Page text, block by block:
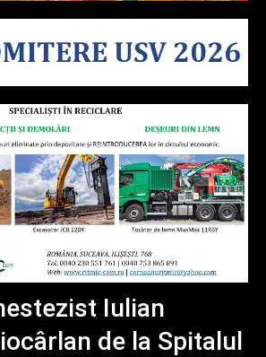
Iulian
de la Spitalul